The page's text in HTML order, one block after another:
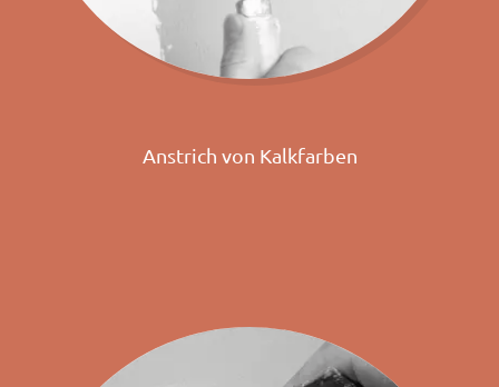
Anstrich von Kalkfarben